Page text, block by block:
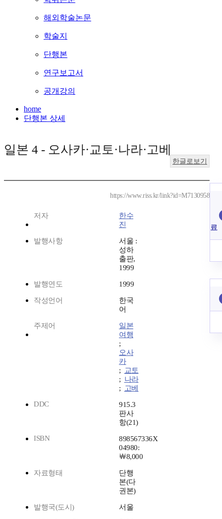
해외학술논문
학술지
단행본
연구보고서
공개강의
home
단행본 상세
일본 4 - 오사카·교토·나라·고베
한글로보기
https://www.riss.kr/link?id=M7130958
저자
한수
진
발행사항
서울 :
성하
출판,
1999
발행연도 1999
작성언어
한국
어
주제어
일본
여행
;
오사
카
; 교토
; 나라
; 고베
DDC
915.3
판사
항(21)
ISBN
898567336X
04980:
￦8,000
자료형태
단행
본(다
권본)
발행국(도시) 서울
료